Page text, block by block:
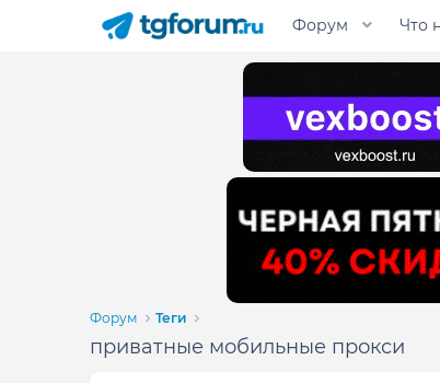
Форум Что
Форум Теги
приватные мобильные прокси